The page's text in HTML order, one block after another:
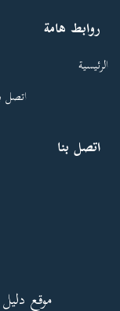
روابط هامة
الرئيسية
اتصل
اتصل بنا
موقع